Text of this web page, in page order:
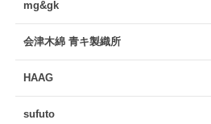
mg&gk
会津木綿 青キ製織所
HAAG
sufuto